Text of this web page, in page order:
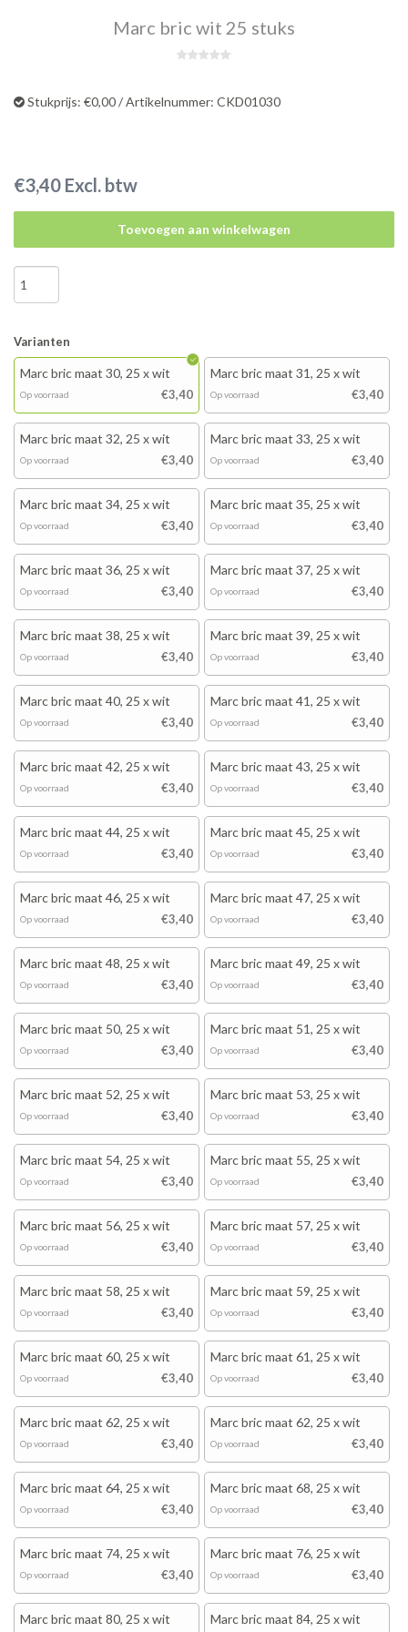
Marc bric wit 25 stuks
Stukprijs: €0,00 / Artikelnummer: CKD01030
€3,40 Excl. btw
Toevoegen aan winkelwagen
Varianten
Marc bric maat 30, 25 x wit
€3,40
Op voorraad
Marc bric maat 31, 25 x wit
€3,40
Op voorraad
Marc bric maat 32, 25 x wit
€3,40
Op voorraad
Marc bric maat 33, 25 x wit
€3,40
Op voorraad
Marc bric maat 34, 25 x wit
€3,40
Op voorraad
Marc bric maat 35, 25 x wit
€3,40
Op voorraad
Marc bric maat 36, 25 x wit
€3,40
Op voorraad
Marc bric maat 37, 25 x wit
€3,40
Op voorraad
Marc bric maat 38, 25 x wit
€3,40
Op voorraad
Marc bric maat 39, 25 x wit
€3,40
Op voorraad
Marc bric maat 40, 25 x wit
€3,40
Op voorraad
Marc bric maat 41, 25 x wit
€3,40
Op voorraad
Marc bric maat 42, 25 x wit
€3,40
Op voorraad
Marc bric maat 43, 25 x wit
€3,40
Op voorraad
Marc bric maat 44, 25 x wit
€3,40
Op voorraad
Marc bric maat 45, 25 x wit
€3,40
Op voorraad
Marc bric maat 46, 25 x wit
€3,40
Op voorraad
Marc bric maat 47, 25 x wit
€3,40
Op voorraad
Marc bric maat 48, 25 x wit
€3,40
Op voorraad
Marc bric maat 49, 25 x wit
€3,40
Op voorraad
Marc bric maat 50, 25 x wit
€3,40
Op voorraad
Marc bric maat 51, 25 x wit
€3,40
Op voorraad
Marc bric maat 52, 25 x wit
€3,40
Op voorraad
Marc bric maat 53, 25 x wit
€3,40
Op voorraad
Marc bric maat 54, 25 x wit
€3,40
Op voorraad
Marc bric maat 55, 25 x wit
€3,40
Op voorraad
Marc bric maat 56, 25 x wit
€3,40
Op voorraad
Marc bric maat 57, 25 x wit
€3,40
Op voorraad
Marc bric maat 58, 25 x wit
€3,40
Op voorraad
Marc bric maat 59, 25 x wit
€3,40
Op voorraad
Marc bric maat 60, 25 x wit
€3,40
Op voorraad
Marc bric maat 61, 25 x wit
€3,40
Op voorraad
Marc bric maat 62, 25 x wit
€3,40
Op voorraad
Marc bric maat 62, 25 x wit
€3,40
Op voorraad
Marc bric maat 64, 25 x wit
€3,40
Op voorraad
Marc bric maat 68, 25 x wit
€3,40
Op voorraad
Marc bric maat 74, 25 x wit
€3,40
Op voorraad
Marc bric maat 76, 25 x wit
€3,40
Op voorraad
Marc bric maat 80, 25 x wit Marc bric maat 84, 25 x wit